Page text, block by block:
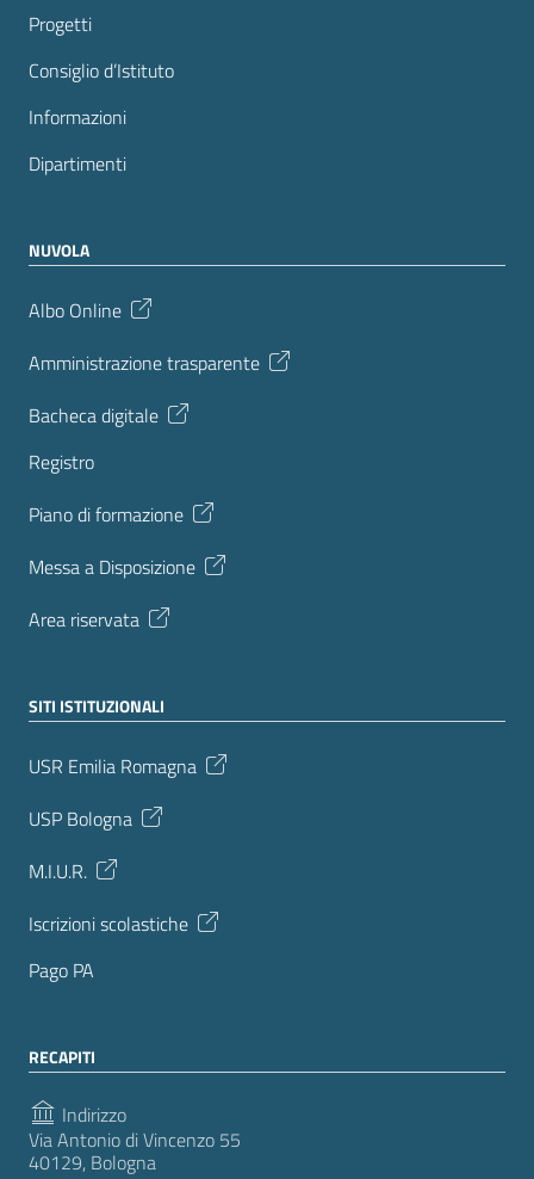
Progetti
Consiglio d’Istituto
Informazioni
Dipartimenti
NUVOLA
Albo Online
Amministrazione trasparente
Bacheca digitale
Registro
Piano di formazione
Messa a Disposizione
Area riservata
SITI ISTITUZIONALI
USR Emilia Romagna
USP Bologna
M.I.U.R.
Iscrizioni scolastiche
Pago PA
RECAPITI
Indirizzo
Via Antonio di Vincenzo 55
40129, Bologna